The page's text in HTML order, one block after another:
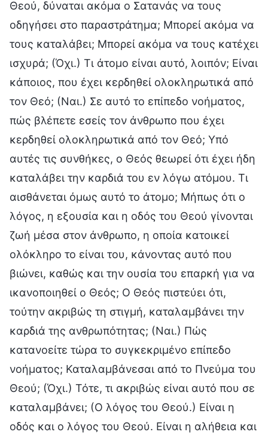
Θεού, δύναται ακόμα ο Σατανάς να τους
οδηγήσει στο παραστράτημα; Μπορεί ακόμα να
τους καταλάβει; Μπορεί ακόμα να τους κατέχει
ισχυρά; (Όχι.) Τι άτομο είναι αυτό, λοιπόν; Είναι
κάποιος, που έχει κερδηθεί ολοκληρωτικά από
τον Θεό; (Ναι.) Σε αυτό το επίπεδο νοήματος,
πώς βλέπετε εσείς τον άνθρωπο που έχει
κερδηθεί ολοκληρωτικά από τον Θεό; Υπό
αυτές τις συνθήκες, ο Θεός θεωρεί ότι έχει ήδη
καταλάβει την καρδιά του εν λόγω ατόμου. Τι
αισθάνεται όμως αυτό το άτομο; Μήπως ότι ο
λόγος, η εξουσία και η οδός του Θεού γίνονται
ζωή μέσα στον άνθρωπο, η οποία κατοικεί
ολόκληρο το είναι του, κάνοντας αυτό που
βιώνει, καθώς και την ουσία του επαρκή για να
ικανοποιηθεί ο Θεός; Ο Θεός πιστεύει ότι,
τούτην ακριβώς τη στιγμή, καταλαμβάνει την
καρδιά της ανθρωπότητας; (Ναι.) Πώς
κατανοείτε τώρα το συγκεκριμένο επίπεδο
νοήματος; Καταλαμβάνεσαι από το Πνεύμα του
Θεού; (Όχι.) Τότε, τι ακριβώς είναι αυτό που σε
καταλαμβάνει; (Ο λόγος του Θεού.) Είναι η
οδός και ο λόγος του Θεού. Είναι η αλήθεια και